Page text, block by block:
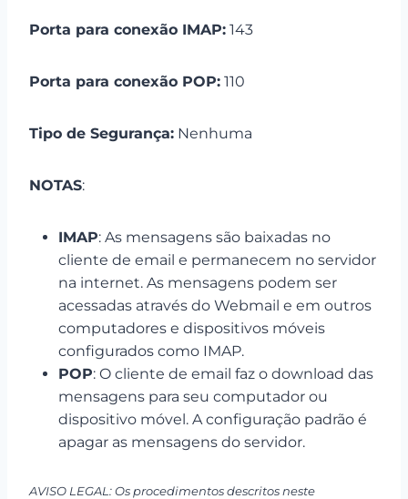
Porta para conexão IMAP: 143
Porta para conexão POP: 110
Tipo de Segurança: Nenhuma
NOTAS:
IMAP: As mensagens são baixadas no
cliente de email e permanecem no servidor
na internet. As mensagens podem ser
acessadas através do Webmail e em outros
computadores e dispositivos móveis
configurados como IMAP.
POP: O cliente de email faz o download das
mensagens para seu computador ou
dispositivo móvel. A configuração padrão é
apagar as mensagens do servidor.
AVISO LEGAL: Os procedimentos descritos neste